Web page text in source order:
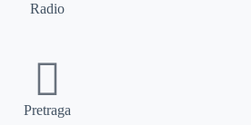
Radio
Pretraga